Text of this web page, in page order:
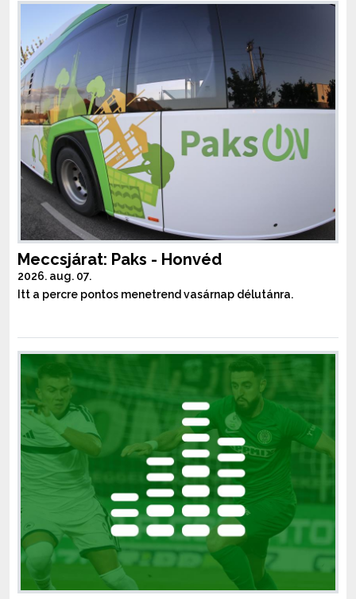
Meccsjárat: Paks - Honvéd
2026. aug. 07.
Itt a percre pontos menetrend vasárnap délutánra.